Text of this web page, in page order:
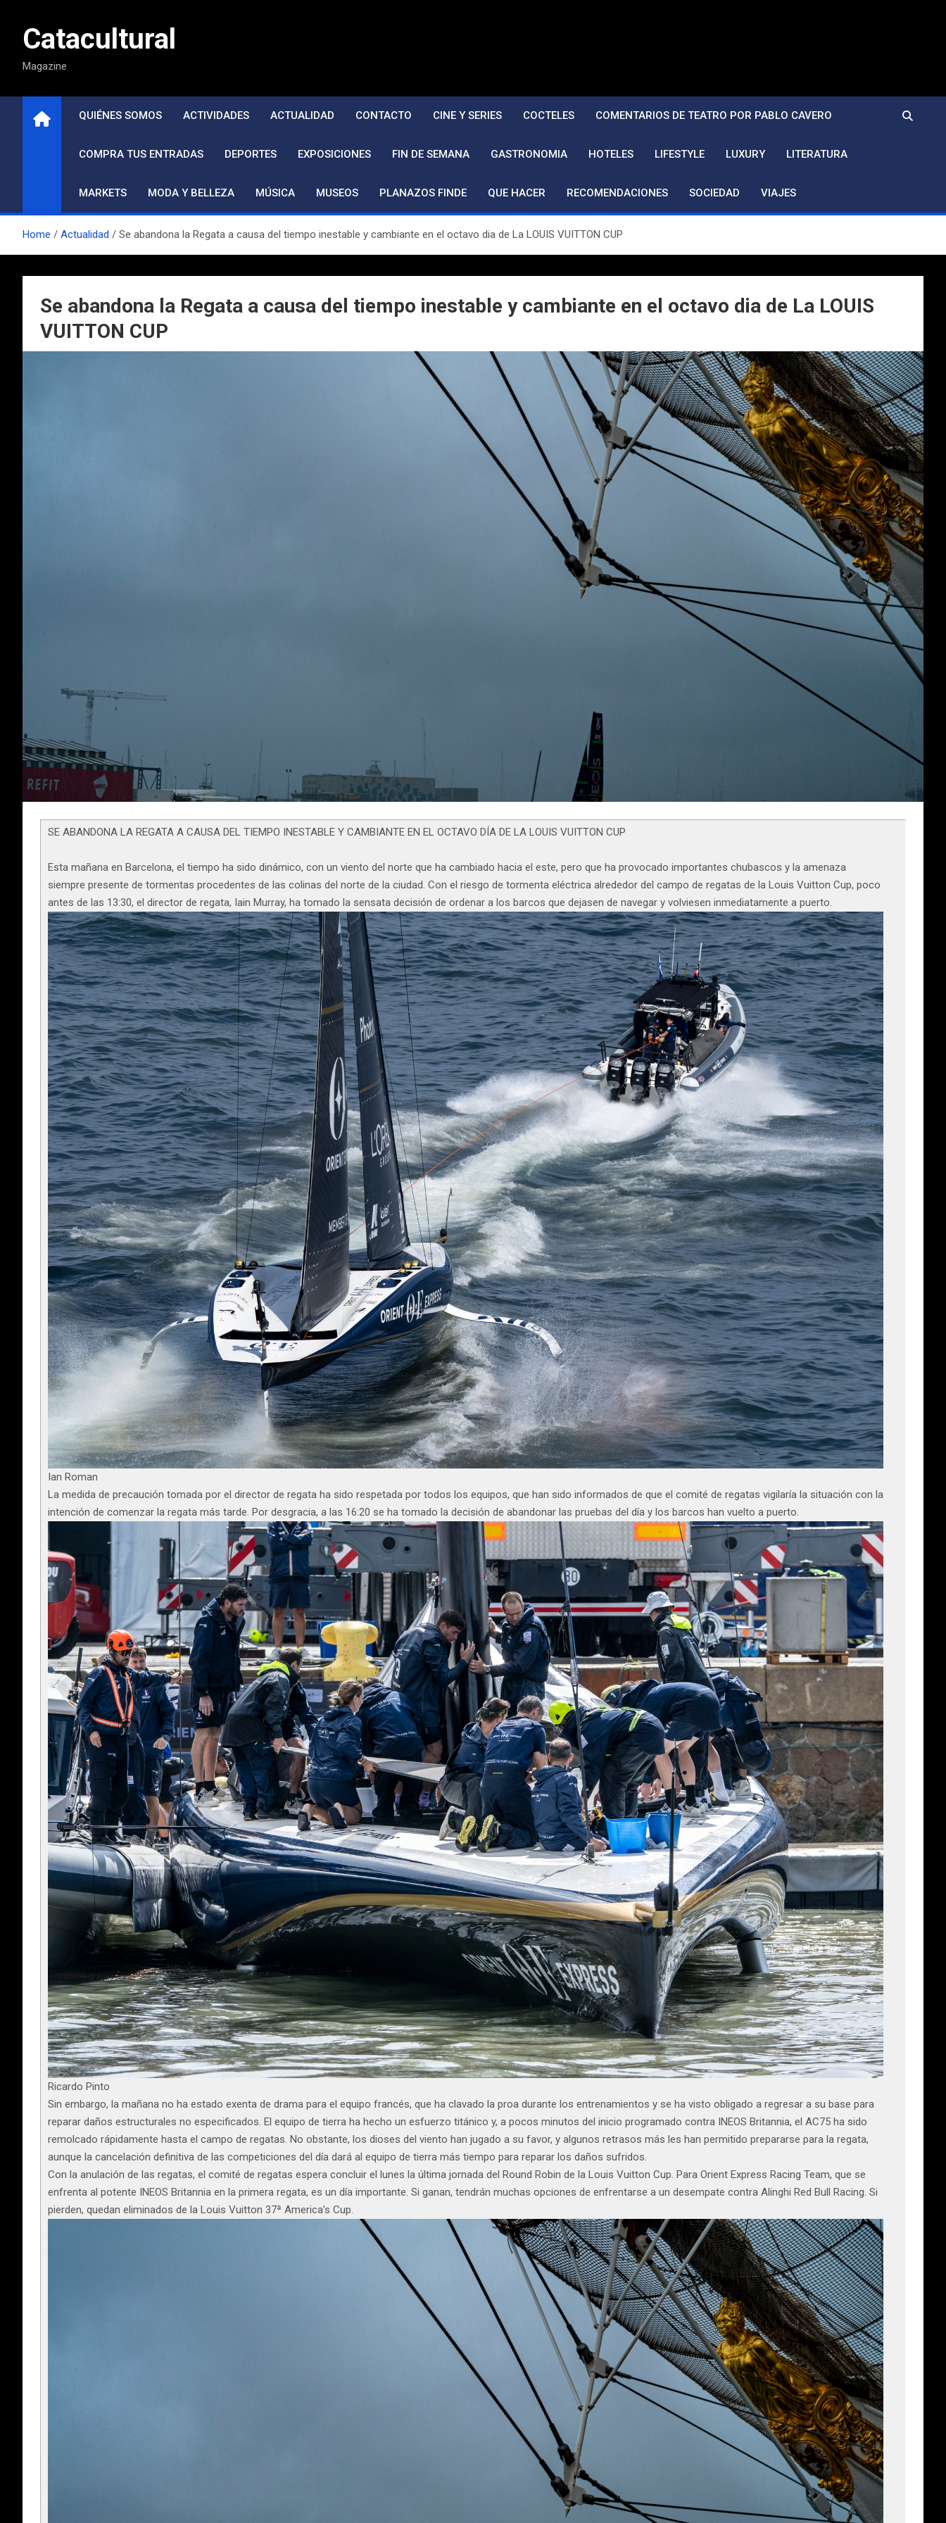
contenidoCatacultural
Magazine
QUIÉNES SOMOS ACTIVIDADES ACTUALIDAD CONTACTO CINE Y SERIES COCTELES COMENTARIOS DE TEATRO POR PABLO CAVERO
COMPRA TUS ENTRADAS DEPORTES EXPOSICIONES FIN DE SEMANA GASTRONOMIA HOTELES LIFESTYLE LUXURY LITERATURA
MARKETS MODA Y BELLEZA MÚSICA MUSEOS PLANAZOS FINDE QUE HACER RECOMENDACIONES SOCIEDAD VIAJES
Home Actualidad Se abandona la Regata a causa del tiempo inestable y cambiante en el octavo dia de La LOUIS VUITTON CUP
Se abandona la Regata a causa del tiempo inestable y cambiante en el octavo dia de La LOUIS
VUITTON CUP
SE ABANDONA LA REGATA A CAUSA DEL TIEMPO INESTABLE Y CAMBIANTE EN EL OCTAVO DÍA DE LA LOUIS VUITTON CUP
Esta mañana en Barcelona, el tiempo ha sido dinámico, con un viento del norte que ha cambiado hacia el este, pero que ha provocado importantes chubascos y la amenaza
siempre presente de tormentas procedentes de las colinas del norte de la ciudad. Con el riesgo de tormenta eléctrica alrededor del campo de regatas de la Louis Vuitton Cup, poco
antes de las 13:30, el director de regata, Iain Murray, ha tomado la sensata decisión de ordenar a los barcos que dejasen de navegar y volviesen inmediatamente a puerto.
Ian Roman
La medida de precaución tomada por el director de regata ha sido respetada por todos los equipos, que han sido informados de que el comité de regatas vigilaría la situación con la
intención de comenzar la regata más tarde. Por desgracia, a las 16:20 se ha tomado la decisión de abandonar las pruebas del día y los barcos han vuelto a puerto.
Ricardo Pinto
Sin embargo, la mañana no ha estado exenta de drama para el equipo francés, que ha clavado la proa durante los entrenamientos y se ha visto obligado a regresar a su base para
reparar daños estructurales no especificados. El equipo de tierra ha hecho un esfuerzo titánico y, a pocos minutos del inicio programado contra INEOS Britannia, el AC75 ha sido
remolcado rápidamente hasta el campo de regatas. No obstante, los dioses del viento han jugado a su favor, y algunos retrasos más les han permitido prepararse para la regata,
aunque la cancelación definitiva de las competiciones del día dará al equipo de tierra más tiempo para reparar los daños sufridos.
Con la anulación de las regatas, el comité de regatas espera concluir el lunes la última jornada del Round Robin de la Louis Vuitton Cup. Para Orient Express Racing Team, que se
enfrenta al potente INEOS Britannia en la primera regata, es un día importante. Si ganan, tendrán muchas opciones de enfrentarse a un desempate contra Alinghi Red Bull Racing. Si
pierden, quedan eliminados de la Louis Vuitton 37ª America’s Cup.